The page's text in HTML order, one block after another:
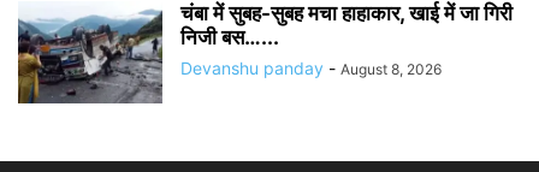
चंबा में सुबह-सुबह मचा हाहाकार, खाई में जा गिरी
निजी बस…...
Devanshu panday - August 8, 2026